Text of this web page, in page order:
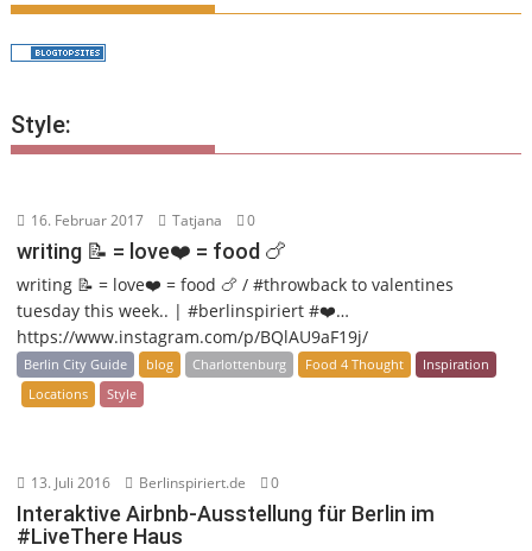
Style:
16. Februar 2017 Tatjana 0
writing 📝 = love❤️ = food 🍗
writing 📝 = love❤️ = food 🍗 / #throwback to valentines
tuesday this week.. | #berlinspiriert #❤️…
https://www.instagram.com/p/BQlAU9aF19j/
Berlin City Guide blog Charlottenburg Food 4 Thought
Inspiration
Locations
Style
13. Juli 2016 Berlinspiriert.de 0
Interaktive Airbnb-Ausstellung für Berlin im
#LiveThere Haus